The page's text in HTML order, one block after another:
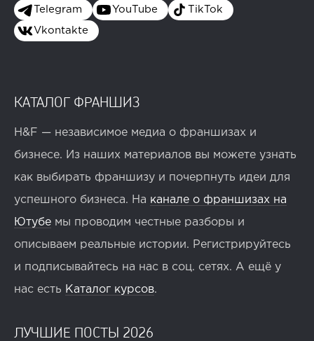
Telegram YouTube TikTok
Vkontakte
КАТАЛОГ ФРАНШИЗ
H&F — независимое медиа о франшизах и
бизнесе. Из наших материалов вы можете узнать
как выбирать франшизу и почерпнуть идеи для
успешного бизнеса. На канале о франшизах на
Ютубе мы проводим честные разборы и
описываем реальные истории. Регистрируйтесь
и подписывайтесь на нас в соц. сетях. А ещё у
нас есть Каталог курсов.
ЛУЧШИЕ ПОСТЫ 2026